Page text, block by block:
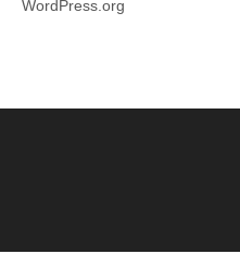
WordPress.org